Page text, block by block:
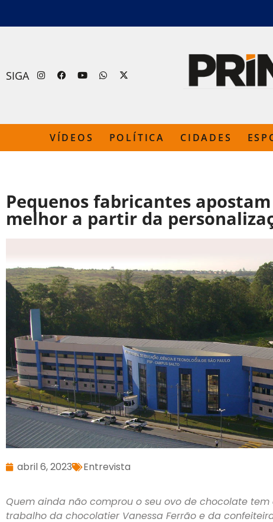
SIGA
VÍDEOS POLÍTICA CIDADES
Pequenos fabricantes
melhor a partir da
abril 6, 2023 Entrevista
Quem ainda não comprou o seu ovo de chocolate
trabalho da chocolatier Vanessa Ferrão e da